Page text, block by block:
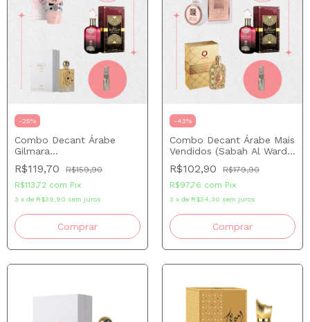
-25%
Combo Decant Árabe
Gilmara
(Sabah+Yara+Tharwah
Gold) 5 ml cada
R$119,70
R$159,90
R$113,72 com Pix
3 x de R$39,90 sem juros
-43%
Combo Decant Árabe Mais
Vendidos (Sabah Al Ward,
Royal Amber, Fakhar Rose)
5 ml cada
R$102,90
R$179,90
R$97,76 com Pix
3 x de R$34,30 sem juros